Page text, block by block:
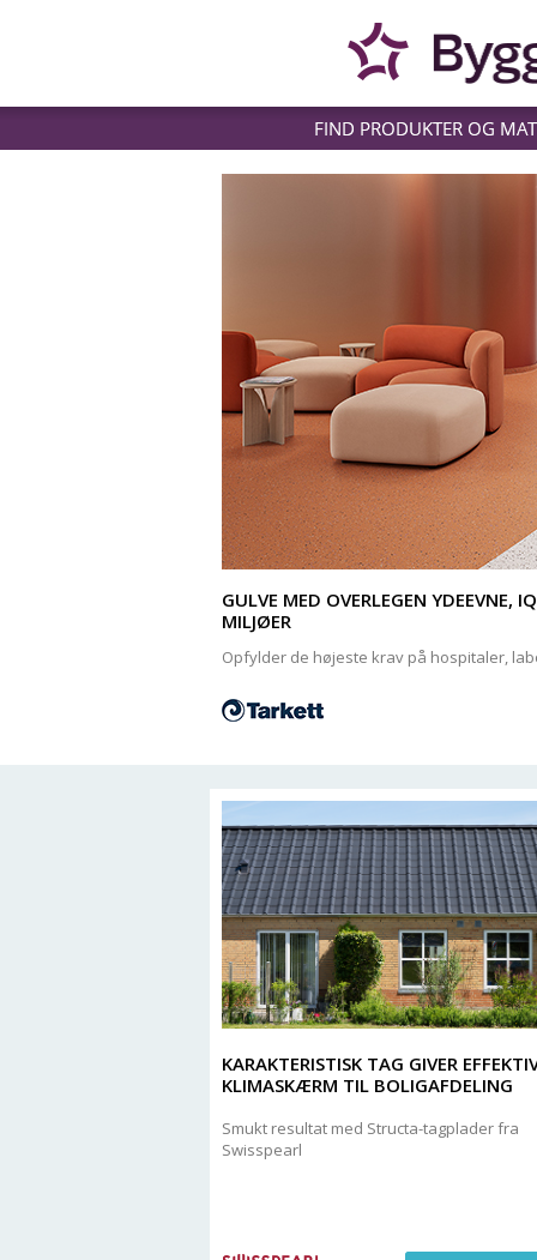
GULVE MED OVERLEGEN YDEEVNE,
MILJØER
Opfylder de højeste krav på hospitaler,
KARAKTERISTISK TAG GIVER
KLIMASKÆRM TIL BOLIGAFDELING
Smukt resultat med Structa-tagplader fra
Swisspearl